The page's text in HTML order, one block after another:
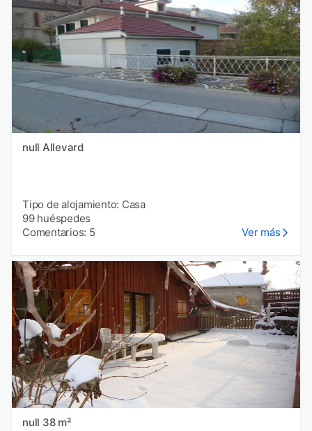
null Allevard
Tipo de alojamiento: Casa
99 huéspedes
Comentarios: 5
Ver más
null 38 m²